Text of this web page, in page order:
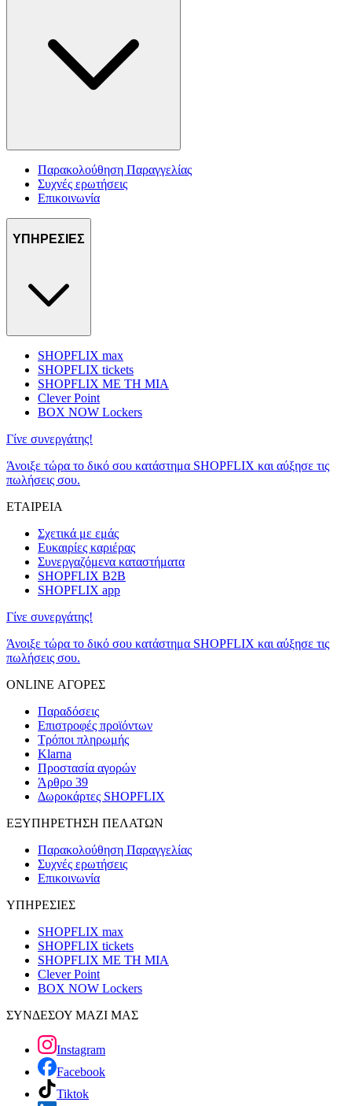
Παρακολούθηση Παραγγελίας
Συχνές ερωτήσεις
Επικοινωνία
ΥΠΗΡΕΣΙΕΣ
SHOPFLIX max
SHOPFLIX tickets
SHOPFLIX ΜΕ ΤΗ ΜΙΑ
Clever Point
BOX NOW Lockers
Γίνε συνεργάτης!
Άνοιξε τώρα το δικό σου κατάστημα SHOPFLIX και αύξησε τις
πωλήσεις σου.
ΕΤΑΙΡΕΙΑ
Σχετικά με εμάς
Ευκαιρίες καριέρας
Συνεργαζόμενα καταστήματα
SHOPFLIX B2B
SHOPFLIX app
Γίνε συνεργάτης!
Άνοιξε τώρα το δικό σου κατάστημα SHOPFLIX και αύξησε τις
πωλήσεις σου.
ONLINE ΑΓΟΡΕΣ
Παραδόσεις
Επιστροφές προϊόντων
Τρόποι πληρωμής
Klarna
Προστασία αγορών
Άρθρο 39
Δωροκάρτες SHOPFLIX
ΕΞΥΠΗΡΕΤΗΣΗ ΠΕΛΑΤΩΝ
Παρακολούθηση Παραγγελίας
Συχνές ερωτήσεις
Επικοινωνία
ΥΠΗΡΕΣΙΕΣ
SHOPFLIX max
SHOPFLIX tickets
SHOPFLIX ΜΕ ΤΗ ΜΙΑ
Clever Point
BOX NOW Lockers
ΣΥΝΔΕΣΟΥ ΜΑΖΙ ΜΑΣ
Instagram
Facebook
Tiktok